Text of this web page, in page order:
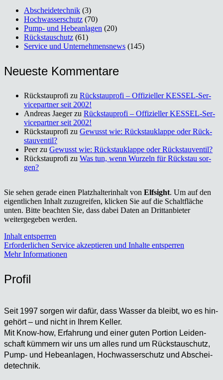
Abscheidetechnik (3)
Hochwasserschutz (70)
Pump- und Hebeanlagen (20)
Rückstauschutz (61)
Service und Unternehmensnews (145)
Neu­es­te Kom­men­ta­re
Rückstauprofi zu Rück­stau­pro­fi – Offi­zi­el­ler KES­SEL-Ser­
vice­part­ner seit 2002!
Andreas Jaegerzu Rück­stau­pro­fi – Offi­zi­el­ler KES­SEL-Ser­
vice­part­ner seit 2002!
Rückstauprofi zu Gewusst wie: Rück­stau­klap­pe oder Rück­
stau­ven­til?
Peerzu Gewusst wie: Rück­stau­klap­pe oder Rück­stau­ven­til?
Rückstauprofi zu Was tun, wenn Wur­zeln für Rück­stau sor­
gen?
Sie sehen gerade einen Platzhalterinhalt von Elfsight. Um auf den
eigentlichen Inhalt zuzugreifen, klicken Sie auf die Schaltfläche
unten. Bitte beachten Sie, dass dabei Daten an Drittanbieter
weitergegeben werden.
Inhalt entsperren
Erforderlichen Service akzeptieren und Inhalte entsperren
Mehr Informationen
Pro­fil
Seit 1997 sor­gen wir dafür, dass Was­ser da bleibt, wo es hin­
ge­hört – und nicht in Ihrem Kel­ler.
Mit Know-how, Erfah­rung und einer guten Por­ti­on Lei­den­
schaft küm­mern wir uns um alles rund um Rückstau­schutz,
Pump- und Hebe­an­la­gen, Hoch­was­ser­schutz und Abschei­
de­tech­nik.